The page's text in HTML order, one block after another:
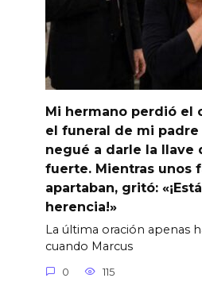
Mi hermano perdió el
el funeral de mi
negué a darle la llave
fuerte. Mientras unos
apartaban, gritó:
herencia!»
La última oración apenas
cuando Marcus
0 115